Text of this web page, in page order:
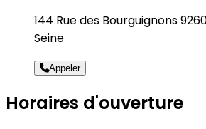
144 Rue des Bourguignons
Seine
Appeler
Horaires d'ouverture